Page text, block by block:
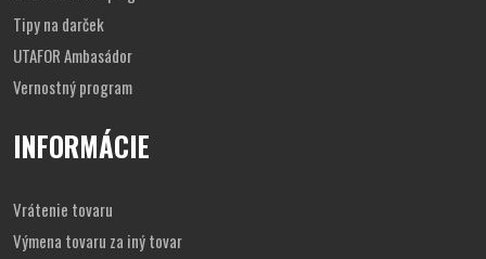
Tipy na darček
UTAFOR Ambasádor
Vernostný program
INFORMÁCIE
Vrátenie tovaru
Výmena tovaru za iný tovar